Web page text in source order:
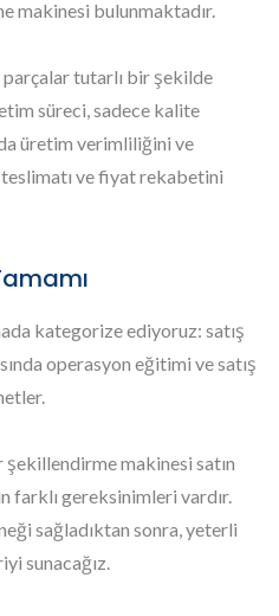
makinesi bulunmaktadır.
parçalar tutarlı bir şekilde
süreci, sadece kalite
üretim verimliliğini ve
ve fiyat rekabetini
kategorize ediyoruz: satış
operasyon eğitimi ve satış
şekillendirme makinesi satın
farklı gereksinimleri vardır.
sağladıktan sonra, yeterli
sunacağız.